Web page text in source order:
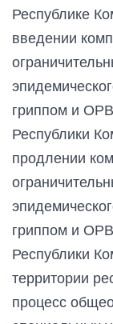
Республике
введении
гриппом и
Республики
продлении
гриппом и
Республики
территории
процесс